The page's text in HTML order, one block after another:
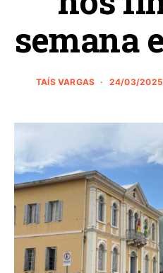
semana
TAÍS VARGAS 24/03/2025